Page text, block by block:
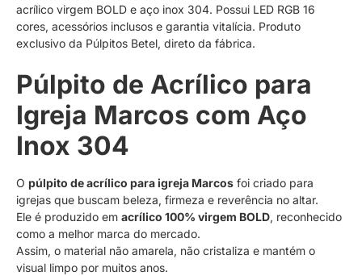
acrílico virgem BOLD e aço inox 304. Possui LED RGB 16
cores, acessórios inclusos e garantia vitalícia. Produto
exclusivo da Púlpitos Betel, direto da fábrica.
Púlpito de Acrílico para
Igreja Marcos com Aço
Inox 304
O púlpito de acrílico para igreja Marcos foi criado para
igrejas que buscam beleza, firmeza e reverência no altar.
Ele é produzido em acrílico 100% virgem BOLD, reconhecido
como a melhor marca do mercado.
Assim, o material não amarela, não cristaliza e mantém o
visual limpo por muitos anos.